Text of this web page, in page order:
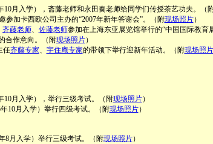
10月入学），斋藤老师和永田奏老师给同学们传授茶艺功夫。（
参加卡西欧公司主办的“2007年新年答谢会”。（附现场照片）
齐藤老师、 佐藤老师参加在上海东亚展览馆举行的“中国国际教育
合作意向。（附现场照片）
任齐藤专家、 宇住庵专家的带领下举行迎新年活动。（附现场照片
10月入学），举行三级考试。（附现场照片）
10月入学）举行四级考试。（附现场照片）
8月入学）举行三级考试。（附现场照片）